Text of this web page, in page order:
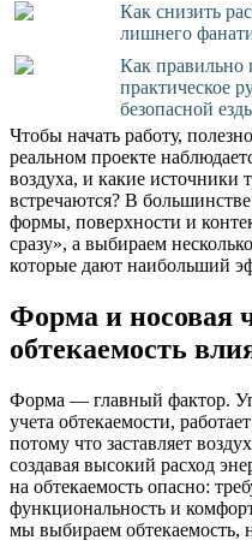
Как снизить
лишнего
Как правильно
практическое
безопасной
Чтобы начать работу,
реальном проекте
воздуха, и какие источники
встречаются? В
формы, поверхности и
сразу», а выбираем
которые дают наибольший
Форма и носовая
обтекаемость
Форма — главный фактор.
учета обтекаемости,
потому что заставляет
создавая высокий расход
на обтекаемость опасно:
функциональность и
мы выбираем обтекаемость,